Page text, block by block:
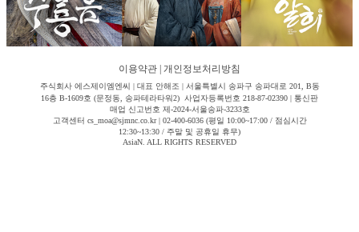
이용약관 개인정보처리방침
주식회사 에스제이엠엔씨 | 대표 안해조 | 서울특별시 송파구 송파대로 201, B동
16층 B-1609호 (문정동, 송파테라타워2) 사업자등록번호 218-87-02390 | 통신판
매업 신고번호 제-2024-서울송파-3233호
고객센터 cs_moa@sjmnc.co.kr | 02-400-6036 (평일 10:00~17:00 / 점심시간
12:30~13:30 / 주말 및 공휴일 휴무)
AsiaN. ALL RIGHTS RESERVED